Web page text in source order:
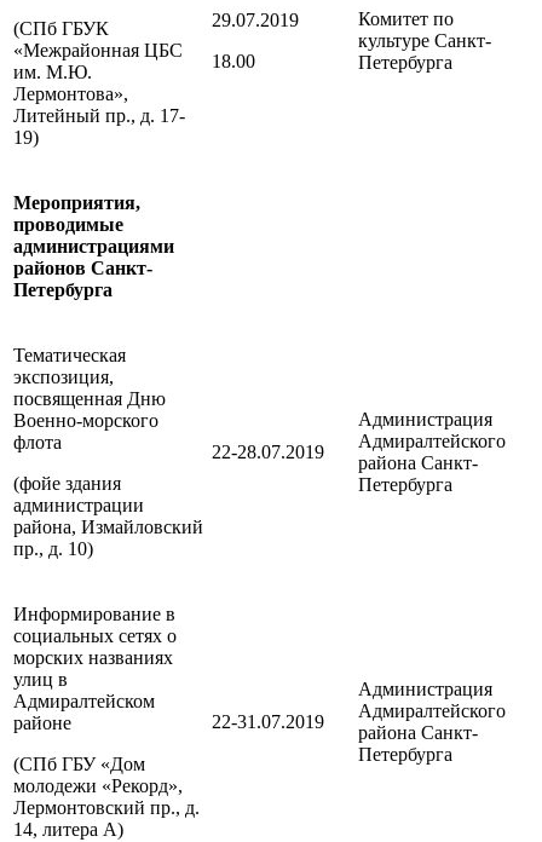
(СПб ГБУК
«Межрайонная ЦБС
им. М.Ю.
Лермонтова»,
Литейный пр., д. 17-
19)
29.07.2019
18.00
Комитет по
культуре Санкт-
Петербурга
Мероприятия,
проводимые
администрациями
районов Санкт-
Петербурга
Тематическая
экспозиция,
посвященная Дню
Военно-морского
флота
(фойе здания
администрации
района, Измайловский
пр., д. 10)
22-28.07.2019
Администрация
Адмиралтейского
района Санкт-
Петербурга
Информирование в
социальных сетях о
морских названиях
улиц в
Адмиралтейском
районе
(СПб ГБУ «Дом
молодежи «Рекорд»,
Лермонтовский пр., д.
14, литера А)
22-31.07.2019
Администрация
Адмиралтейского
района Санкт-
Петербурга